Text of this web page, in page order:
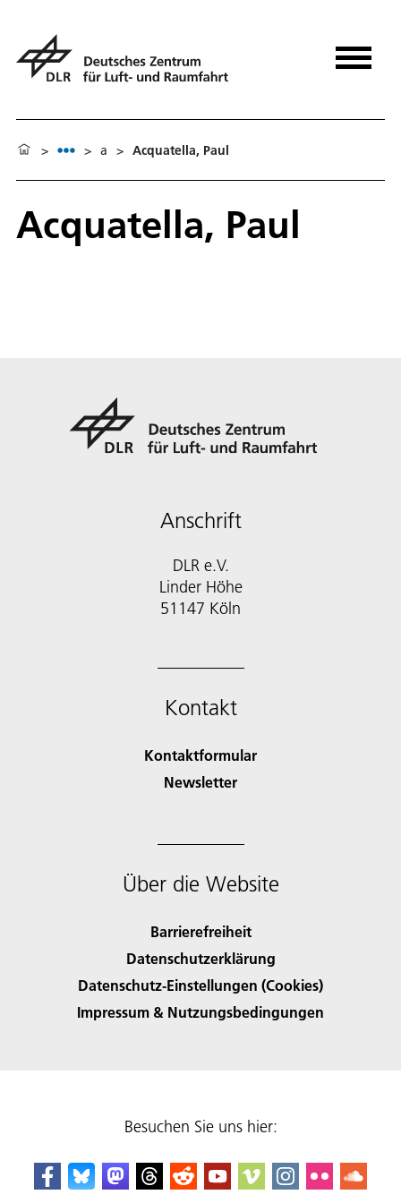
> > a > Acquatella, Paul
Acquatella, Paul
Anschrift
DLR e.V.
Linder Höhe
51147 Köln
Kontakt
Kontaktformular
Newsletter
Über die Website
Barrierefreiheit
Datenschutzerklärung
Datenschutz-Einstellungen (Cookies)
Impressum & Nutzungsbedingungen
Besuchen Sie uns hier: